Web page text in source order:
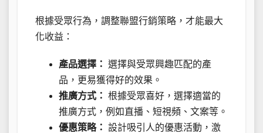
根據受眾行為，調整聯盟行銷策略，才能最大
化收益：
產品選擇： 選擇與受眾興趣匹配的產
品，更易獲得好的效果。
推廣方式： 根據受眾喜好，選擇適當的
推廣方式，例如直播、短視頻、文案等。
優惠策略： 設計吸引人的優惠活動，激